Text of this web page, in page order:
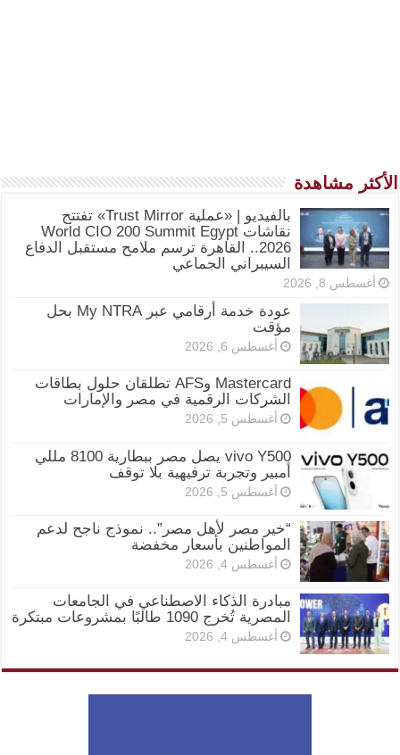
الأكثر مشاهدة
بالفيديو | «عملية Trust Mirror» تفتتح
نقاشات World CIO 200 Summit Egypt
2026.. القاهرة ترسم ملامح مستقبل الدفاع
السيبراني الجماعي
أغسطس 8, 2026
عودة خدمة أرقامي عبر My NTRA بحل
مؤقت
أغسطس 6, 2026
Mastercard وAFS تطلقان حلول بطاقات
الشركات الرقمية في مصر والإمارات
أغسطس 5, 2026
vivo Y500 يصل مصر ببطارية 8100 مللي
أمبير وتجربة ترفيهية بلا توقف
أغسطس 5, 2026
“خير مصر لأهل مصر”.. نموذج ناجح لدعم
المواطنين بأسعار مخفضة
أغسطس 4, 2026
مبادرة الذكاء الاصطناعي في الجامعات
المصرية تُخرج 1090 طالبًا بمشروعات مبتكرة
أغسطس 4, 2026